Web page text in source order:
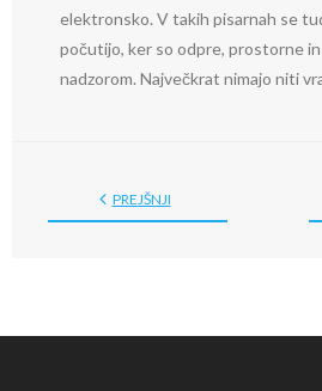
elektronsko. V takih pisarnah se
počutijo, ker so odpre, prostorne in
nadzorom. Največkrat nimajo niti
PREJŠNJI